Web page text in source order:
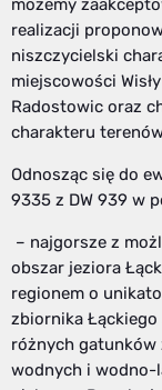
możemy
realizacji
niszczycielski
miejscowości
Radostowic oraz
charakteru
Odnosząc się do
9335 z DW 939 w
– najgorsze z
obszar jeziora
regionem o
zbiornika
różnych gatunków
wodnych i wodno-